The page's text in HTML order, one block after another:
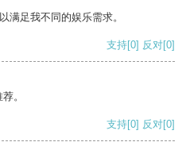
满足我不同的娱乐需求。
支持[0] 反对[0]
。
支持[0] 反对[0]